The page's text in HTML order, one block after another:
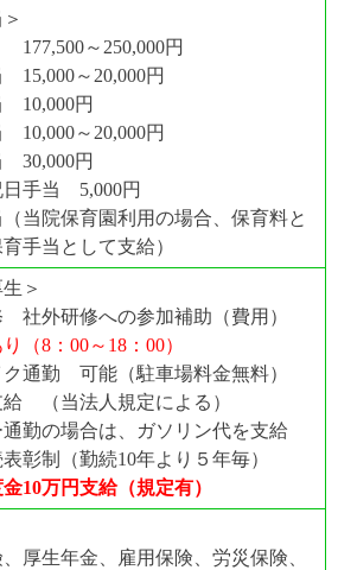
～250,000円
15,000～20,000円
10,000円
10,000～20,000円
30,000円
日手当 5,000円
当院保育園利用の場合、保育料と
手当として支給）
＞
社外研修への参加補助（費用）
（8：00～18：00）
通勤 可能（駐車場料金無料）
（当法人規定による）
勤の場合は、ガソリン代を支給
彰制（勤続10年より５年毎）
10万円支給（規定有）
厚生年金、雇用保険、労災保険、